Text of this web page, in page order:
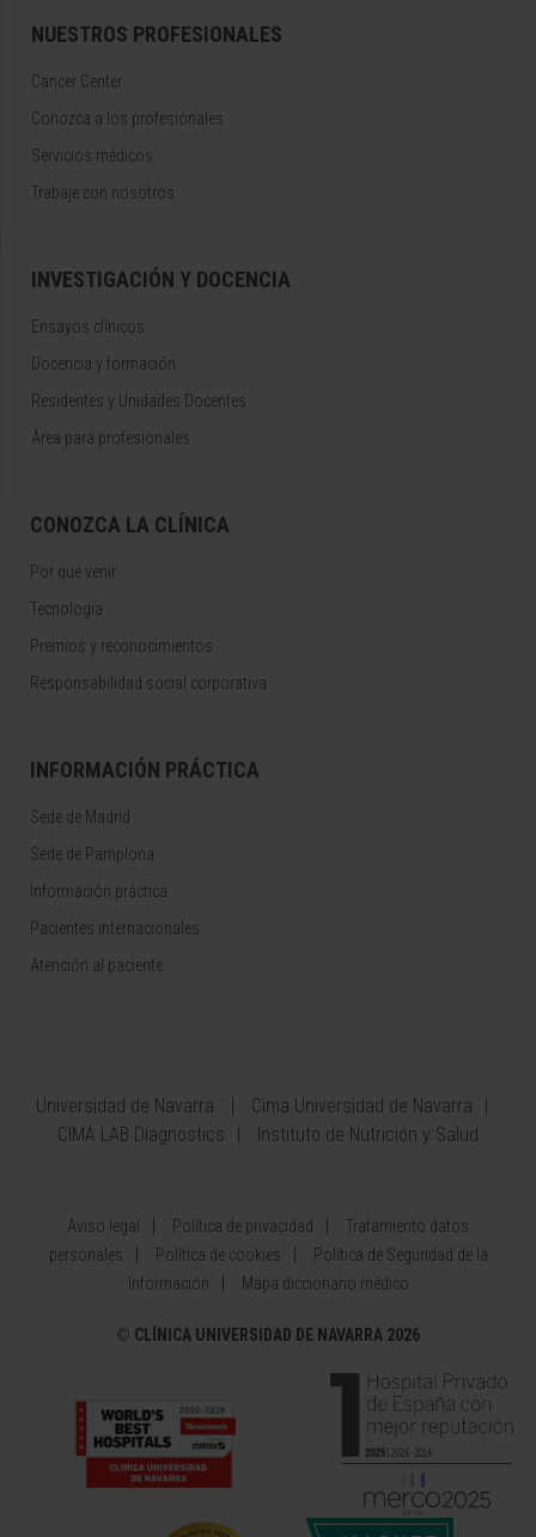
NUESTROS PROFESIONALES
Cancer Center
Conozca a los profesionales
Servicios médicos
Trabaje con nosotros
INVESTIGACIÓN Y DOCENCIA
Ensayos clínicos
Docencia y formación
Residentes y Unidades Docentes
Área para profesionales
CONOZCA LA CLÍNICA
Por qué venir
Tecnología
Premios y reconocimientos
Responsabilidad social corporativa
INFORMACIÓN PRÁCTICA
Sede de Madrid
Sede de Pamplona
Información práctica
Pacientes internacionales
Atención al paciente
Universidad de Navarra
Cima Universidad de Navarra
CIMA LAB Diagnostics
Instituto de Nutrición y Salud
Aviso legal Política de privacidad
Tratamiento datos
personales
Política de cookies
Política de Seguridad de la
Información
Mapa diccionario médico
© CLÍNICA UNIVERSIDAD DE NAVARRA 2026